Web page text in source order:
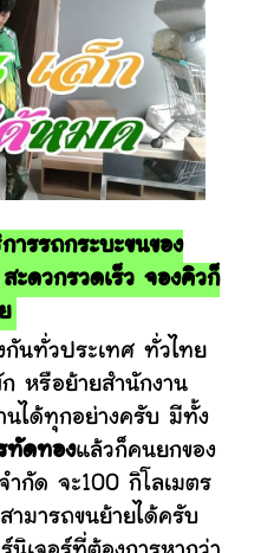
ารรถกระบะขนของ
ะดวกรวดเร็ว จองคิวก็
วประเทศ ทั่วไทย
หรือย้ายสำนักงาน
นได้ทุกอย่างครับ มีทั้ง
ทัดทองแล้วก็คนยกของ
ำกัด จะ100 กิโลเมตร
ามารถขนย้ายได้ครับ